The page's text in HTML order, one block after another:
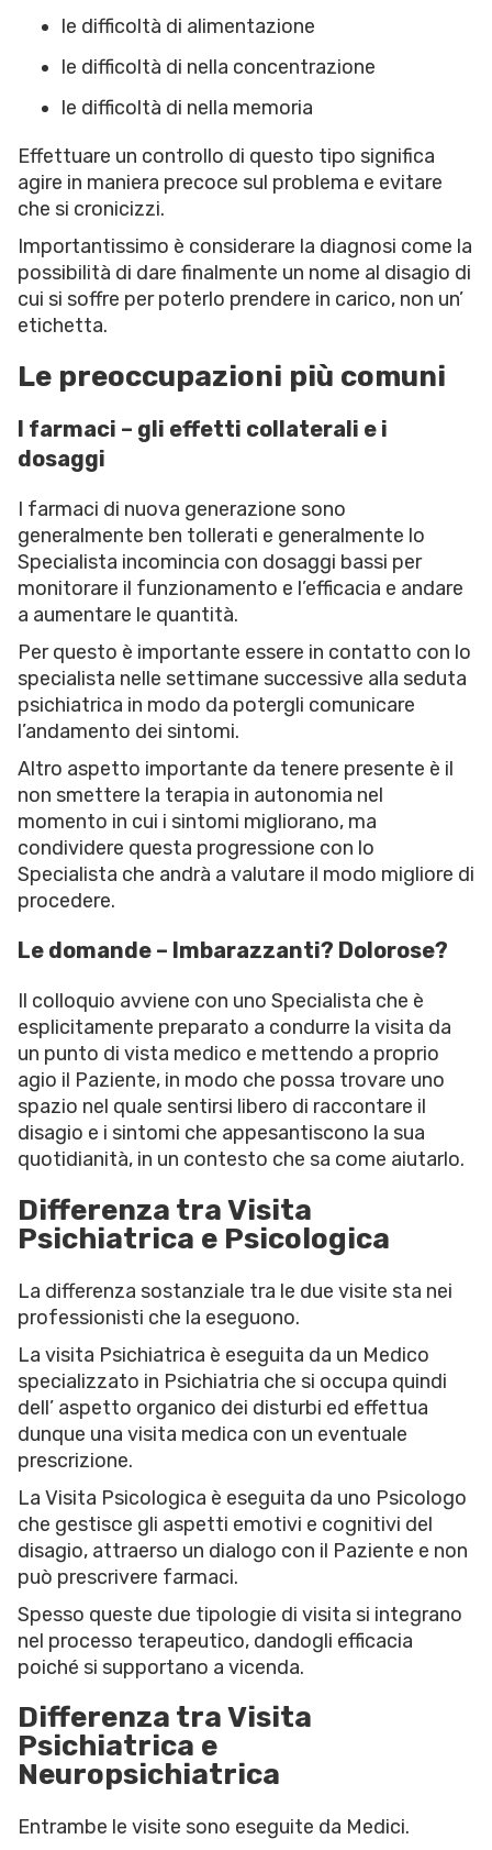
le difficoltà di alimentazione
le difficoltà di nella concentrazione
le difficoltà di nella memoria
Effettuare un controllo di questo tipo significa
agire in maniera precoce sul problema e evitare
che si cronicizzi.
Importantissimo è considerare la diagnosi come la
possibilità di dare finalmente un nome al disagio di
cui si soffre per poterlo prendere in carico, non un’
etichetta.
Le preoccupazioni più comuni
I farmaci – gli effetti collaterali e i
dosaggi
I farmaci di nuova generazione sono
generalmente ben tollerati e generalmente lo
Specialista incomincia con dosaggi bassi per
monitorare il funzionamento e l’efficacia e andare
a aumentare le quantità.
Per questo è importante essere in contatto con lo
specialista nelle settimane successive alla seduta
psichiatrica in modo da potergli comunicare
l’andamento dei sintomi.
Altro aspetto importante da tenere presente è il
non smettere la terapia in autonomia nel
momento in cui i sintomi migliorano, ma
condividere questa progressione con lo
Specialista che andrà a valutare il modo migliore di
procedere.
Le domande – Imbarazzanti? Dolorose?
Il colloquio avviene con uno Specialista che è
esplicitamente preparato a condurre la visita da
un punto di vista medico e mettendo a proprio
agio il Paziente, in modo che possa trovare uno
spazio nel quale sentirsi libero di raccontare il
disagio e i sintomi che appesantiscono la sua
quotidianità, in un contesto che sa come aiutarlo.
Differenza tra Visita
Psichiatrica e Psicologica
La differenza sostanziale tra le due visite sta nei
professionisti che la eseguono.
La visita Psichiatrica è eseguita da un Medico
specializzato in Psichiatria che si occupa quindi
dell’ aspetto organico dei disturbi ed effettua
dunque una visita medica con un eventuale
prescrizione.
La Visita Psicologica è eseguita da uno Psicologo
che gestisce gli aspetti emotivi e cognitivi del
disagio, attraerso un dialogo con il Paziente e non
può prescrivere farmaci.
Spesso queste due tipologie di visita si integrano
nel processo terapeutico, dandogli efficacia
poiché si supportano a vicenda.
Differenza tra Visita
Psichiatrica e
Neuropsichiatrica
Entrambe le visite sono eseguite da Medici.